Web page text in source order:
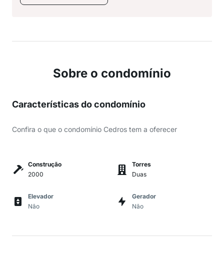
Sobre o condomínio
Características do condomínio
Confira o que o condomínio Cedros tem a oferecer
Construção
2000
Torres
Duas
Elevador
Não
Gerador
Não